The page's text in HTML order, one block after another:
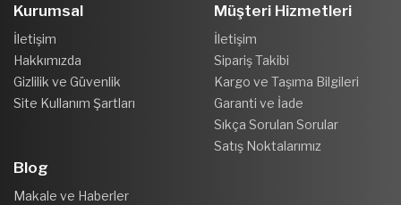
Kurumsal
İletişim
Hakkımızda
Gizlilik ve Güvenlik
Site Kullanım Şartları
Müşteri Hizmetleri
İletişim
Sipariş Takibi
Kargo ve Taşıma Bilgileri
Garanti ve İade
Sıkça Sorulan Sorular
Satış Noktalarımız
Blog
Makale ve Haberler